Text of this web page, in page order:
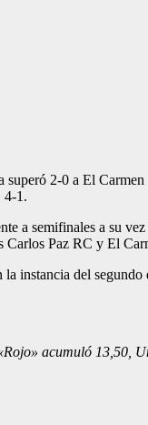
2-0 a El
4-1.
a semifinales a su
Paz RC y El
instancia del segundo
acumuló 13,50,